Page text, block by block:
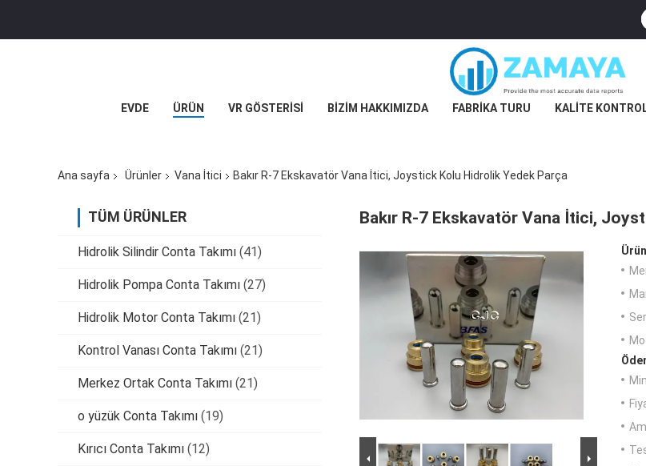
EVDE ÜRÜN VR GÖSTERISI BIZIM HAKKIMIZDA FABRIKA TURU KALITE
Ana sayfa Ürünler Vana İtici Bakır R-7 Ekskavatör Vana İtici, Joystick Kolu Hidrolik Yedek Parça
TÜM ÜRÜNLER
Hidrolik Silindir Conta Takımı (41)
Hidrolik Pompa Conta Takımı (27)
Hidrolik Motor Conta Takımı (21)
Kontrol Vanası Conta Takımı (21)
Merkez Ortak Conta Takımı (21)
o yüzük Conta Takımı (19)
Kırıcı Conta Takımı (12)
Bakır R-7 Ekskavatör Vana İtici,